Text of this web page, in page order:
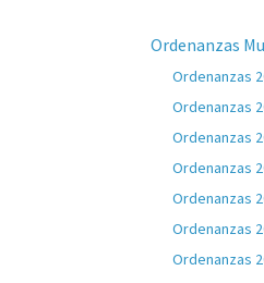
Ordenanzas
Ordenanzas
Ordenanzas
Ordenanzas
Ordenanzas
Ordenanzas
Ordenanzas
Ordenanzas